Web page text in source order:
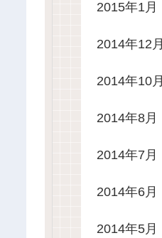
2015年1月
2014年12月
2014年10月
2014年8月
2014年7月
2014年6月
2014年5月